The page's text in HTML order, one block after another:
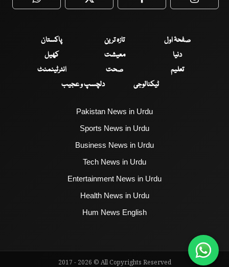
WhatsApp Twitter Facebook
صفحۂ اول تازہ ترین
پاکستان
دنیا
معیشت
کھیل
تعلیم
صحت
انٹرٹینمنٹ
ٹیکنالوجی
دلچسپ و عجیب
Pakistan News in Urdu
Sports News in Urdu
Business News in Urdu
Tech News in Urdu
Entertainment News in Urdu
Health News in Urdu
Hum News English
2017 - 2026 © All Copyrights Reserved